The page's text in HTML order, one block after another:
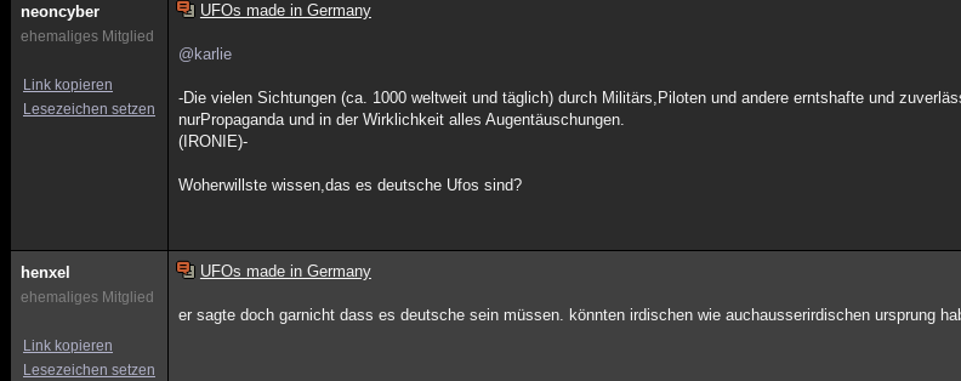
neoncyber
ehemaliges Mitglied
Link kopieren
Lesezeichen setzen
UFOs made in Germany
@karlie
-Die vielen Sichtungen (ca. 1000 weltweit und täglich) durch Militärs,Piloten und andere erntshafte und
nurPropaganda und in der Wirklichkeit alles Augentäuschungen.
(IRONIE)-
Woherwillste wissen,das es deutsche Ufos sind?
henxel
ehemaliges Mitglied
Link kopieren
Lesezeichen setzen
UFOs made in Germany
er sagte doch garnicht dass es deutsche sein müssen. könnten irdischen wie auchausserirdischen ursprung